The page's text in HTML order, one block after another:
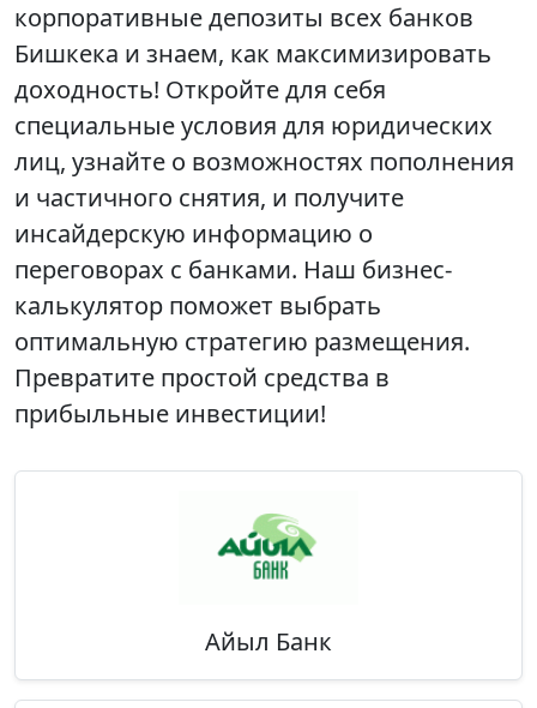
корпоративные депозиты всех банков
Бишкека и знаем, как максимизировать
доходность! Откройте для себя
специальные условия для юридических
лиц, узнайте о возможностях пополнения
и частичного снятия, и получите
инсайдерскую информацию о
переговорах с банками. Наш бизнес-
калькулятор поможет выбрать
оптимальную стратегию размещения.
Превратите простой средства в
прибыльные инвестиции!
Айыл Банк